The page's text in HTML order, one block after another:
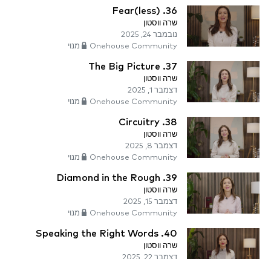
36. Fear(less)
שרה ווסטון
נובמבר 24, 2025
Onehouse Community מנוי
37. The Big Picture
שרה ווסטון
דצמבר 1, 2025
Onehouse Community מנוי
38. Circuitry
שרה ווסטון
דצמבר 8, 2025
Onehouse Community מנוי
39. Diamond in the Rough
שרה ווסטון
דצמבר 15, 2025
Onehouse Community מנוי
40. Speaking the Right Words
שרה ווסטון